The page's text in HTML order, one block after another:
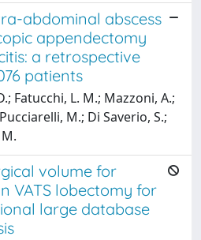
abdominal abscess
appendectomy
a retrospective
patients
Fatucchi, L. M.; Mazzoni, A.;
M.; Di Saverio, S.;
volume for
VATS lobectomy for
large database